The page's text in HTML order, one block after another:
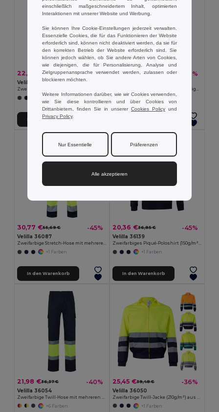
22,95 €41,54 € -45%
Velilla 36100
In den Warenkorb
10,92 €15,63 € -30%
Poloshirt (140g/m²) im Bird-Eye-Design mit kurzen Ärmeln, aus Polyester (100%)
30,77 €55,69 € -45%
Velilla 36087
Zweifarbige Stretch-Hose mit mehreren Taschen (240 g/m²), aus Baumwolle (46 %), EME (38 %) und Polyester (16 %)
+1 Farben
In den Warenkorb
20,36 €36,85 € -45%
Velilla 36139
Zweifarbiges Piqué-Poloshirt (150g/m²) mit langen Ärmeln, aus Baumwolle (55%) und Polyester (45%)
+1 Farben
In den Warenkorb
21,98 €36,37 € -40%
Velilla 36054
Zweifarbige Twill-Hose mit mehreren Taschen (210 g/m²), aus Baumwolle (20%) und Polyester (80%)
+6 Farben
25,45 €39,48 € -36%
Velilla 36050
Zweifarbige Twill-Jacke (210g/m²) aus Polyester (80%) und Baumwolle (20%)
+1 Farben
einschließlich maßgeschneidertem Inhalt, optimierten
Interaktionen mit unserer Website und Werbung.
Sie können Ihre Cookie-Einstellungen jederzeit verwalten.
Essenzielle Cookies, die für das Funktionieren der Website
erforderlich sind, können nicht deaktiviert werden, da sie für
den korrekten Betrieb der Website erforderlich sind. Sie
können jedoch wählen, ob Sie andere Arten von Cookies,
wie diejenigen, die für Personalisierung, Analyse und
Zielgruppenansprache verwendet werden, zulassen oder
blockieren möchten.
Weitere Informationen darüber, wie wir Cookies verwenden,
wie Sie diese kontrollieren und über Cookies von
Drittanbietern, finden Sie in unserer Cookies Policy und
Privacy Policy.
Nur Essentielle Präferenzen
Alle akzeptieren